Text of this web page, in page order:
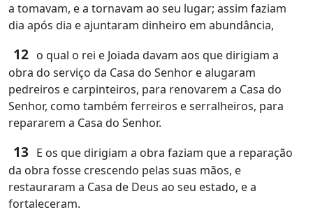
a tomavam, e a tornavam ao seu lugar; assim faziam
dia após dia e ajuntaram dinheiro em abundância,
12 o qual o rei e Joiada davam aos que dirigiam a
obra do serviço da Casa do Senhor e alugaram
pedreiros e carpinteiros, para renovarem a Casa do
Senhor, como também ferreiros e serralheiros, para
repararem a Casa do Senhor.
13 E os que dirigiam a obra faziam que a reparação
da obra fosse crescendo pelas suas mãos, e
restauraram a Casa de Deus ao seu estado, e a
fortaleceram.